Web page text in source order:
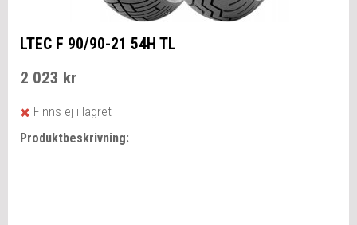
LTEC F 90/90-21 54H TL
2 023 kr
Finns ej i lagret
Produktbeskrivning: